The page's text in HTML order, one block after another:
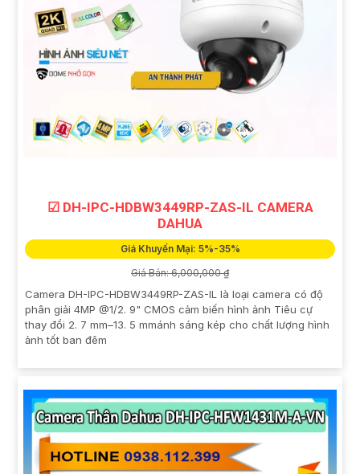
☑ DH-IPC-HDBW3449RP-ZAS-IL CAMERA
DAHUA
Giá Khuyến Mại: 5%-35%
Giá Bán: 6,000,000 ₫
Camera DH-IPC-HDBW3449RP-ZAS-IL là loại camera có độ
phân giải 4MP @1/2. 9" CMOS cảm biến hình ảnh Tiêu cự
thay đổi 2. 7 mm–13. 5 mmánh sáng kép cho chất lượng hình
ảnh tốt ban đêm